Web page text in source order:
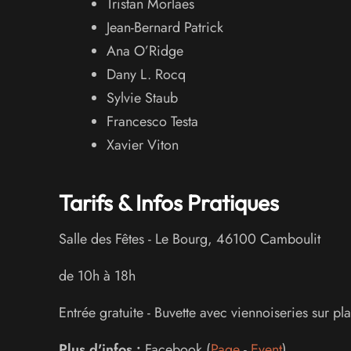
Jean-Bernard Patrick
Ana O’Ridge
Dany L. Rocq
Sylvie Staub
Francesco Testa
Xavier Viton
Tarifs & Infos Pratiques
Salle des Fêtes- Le Bourg, 46100 Camboulit
de 10h à 18h
Entrée gratuite - Buvette avec viennoiseries sur